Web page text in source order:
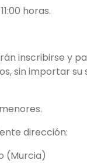
horas.
inscribirse y
sin importar su
dirección:
(Murcia)